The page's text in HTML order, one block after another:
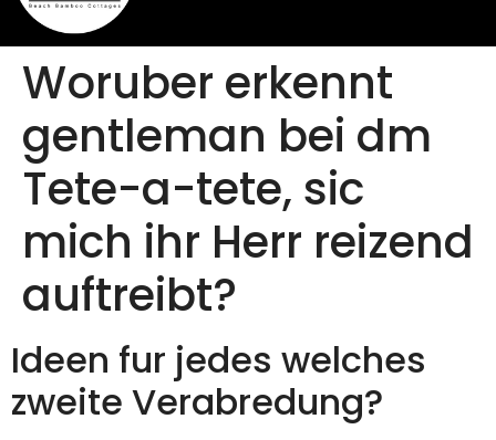
Woruber erkennt
gentleman bei dm
Tete-a-tete, sic
mich ihr Herr reizend
auftreibt?
Ideen fur jedes welches
zweite Verabredung?